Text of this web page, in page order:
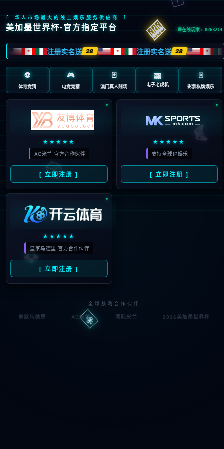
“/”应用程序中的服务器错误。
无法找到资源。
说明:
HTTP 404。您正在查找的资源(或者它的一个依赖项)可能已被移除，或其名称已更
改，或暂时不可用。请检查以下 URL 并确保其拼写正确。
请求的 URL: